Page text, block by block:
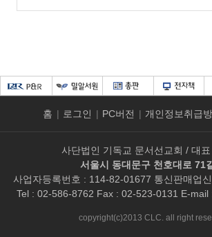
홈 | 로그인 | PC버전 | 개인정보취급
사단법인 기독교 문서선교회 / 대
서울시 동대문구 천호대로 71
사업자등록번호 : 114-82-01677 통신판매업
Tel : 02-586-8762 Fax : 02-523-0131 E-mail
copyright(c)2013 CLC. all right